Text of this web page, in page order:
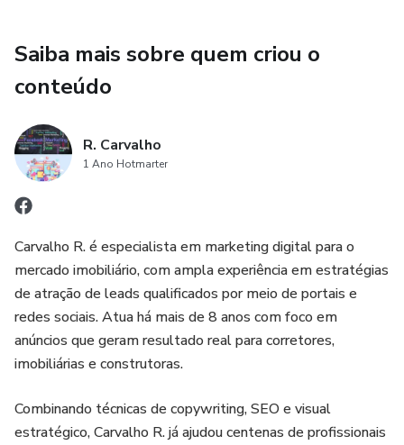
no investimento
Como evitar os erros mais comuns que desperdiçam
dinheiro
Dicas práticas para fazer anúncios que realmente
Bônus especial
passo a passo de como Criando sua Conta no Facebook e
colocar suas campanhas no ar.
Invista só R$19,99 e comece a transformar seus anúncios
em vendas reais!
Saiba mais sobre quem criou o
conteúdo
R. Carvalho
1 Ano Hotmarter
Carvalho R. é especialista em marketing digital para o
mercado imobiliário, com ampla experiência em estratégias
de atração de leads qualificados por meio de portais e
redes sociais. Atua há mais de 8 anos com foco em
anúncios que geram resultado real para corretores,
imobiliárias e construtoras.
Combinando técnicas de copywriting, SEO e visual
estratégico, Carvalho R. já ajudou centenas de profissionais